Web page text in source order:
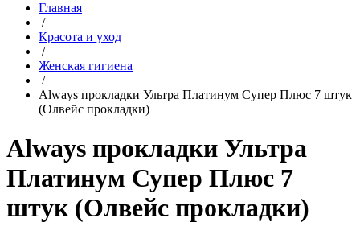
Главная
/
Красота и уход
/
Женская гигиена
/
Always прокладки Ультра Платинум Супер Плюс 7 штук
(Олвейс прокладки)
Always прокладки Ультра
Платинум Супер Плюс 7
штук (Олвейс прокладки)